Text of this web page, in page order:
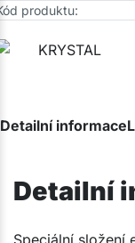
produktu:
Detailní informace
Detailní